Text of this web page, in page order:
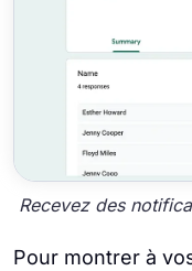
Recevez des
Pour montrer à